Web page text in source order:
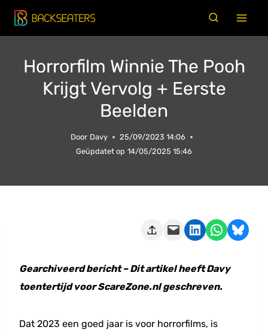
Doorgaan
naar
Horrorfilm Winnie The Pooh
Krijgt Vervolg + Eerste
Beelden
Door Davy
25/09/2023 14:06
Geüpdatet op 14/05/2025 15:46
Deze pagina e-mailen Delen op LinkedIn Delen via WhatsApp Share on Bluesky
Gearchiveerd bericht – Dit artikel heeft Davy
toentertijd voor ScareZone.nl geschreven.
Dat 2023 een goed jaar is voor horrorfilms, is